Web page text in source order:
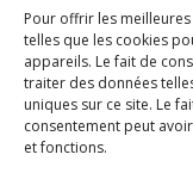
Pour offrir les
telles que les cookies
appareils. Le fait de
traiter des données
uniques sur ce site. Le
consentement peut
et fonctions.
Fermé le
Tel : 06 08 93
LES